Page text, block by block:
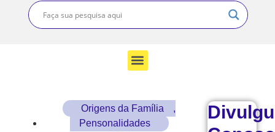
Origens da Família
,
Pensonalidades